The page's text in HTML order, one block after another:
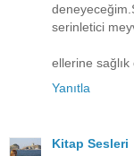
serinletici
ellerine sağlık
Yanıtla
Kitap Sesleri